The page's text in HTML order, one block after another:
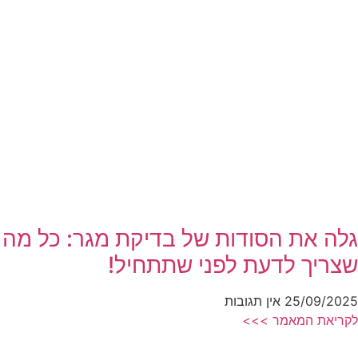
גלה את הסודות של בדיקת מגר: כל מה
שצריך לדעת לפני שתתחיל!
25/09/2025 אין תגובות
לקריאת המאמר >>>